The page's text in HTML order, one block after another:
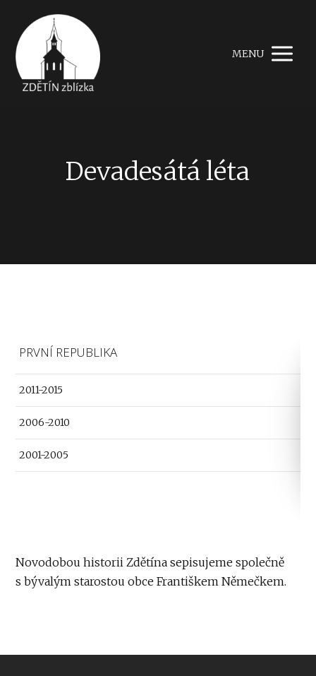
MENU
Devadesátá léta
PRVNÍ REPUBLIKA
2011-2015
2006-2010
2001-2005
Novodobou historii Zdětína sepisujeme společně
s bývalým starostou obce Františkem Němečkem.